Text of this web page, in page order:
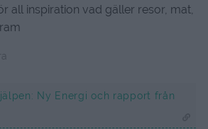
all inspiration vad gäller resor, mat,
Ny Energi och rapport från